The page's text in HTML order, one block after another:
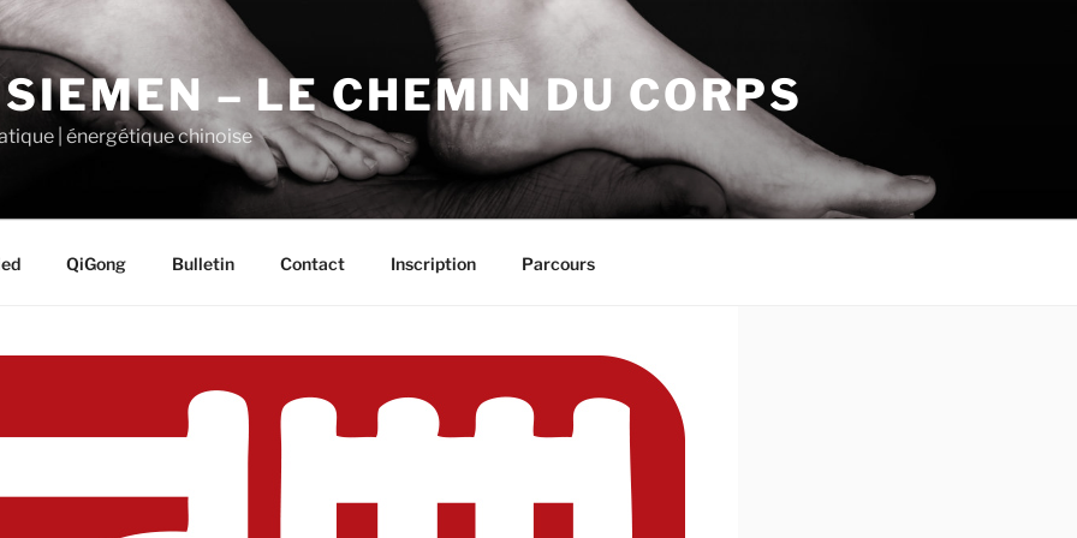
– LE CHEMIN DU CORPS
| énergétique chinoise
QiGong Bulletin Contact Inscription Parcours